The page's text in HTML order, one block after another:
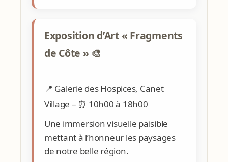
Exposition d’Art « Fragments
de Côte » 🎨
📍 Galerie des Hospices, Canet
Village – ⏰ 10h00 à 18h00
Une immersion visuelle paisible
mettant à l’honneur les paysages
de notre belle région.